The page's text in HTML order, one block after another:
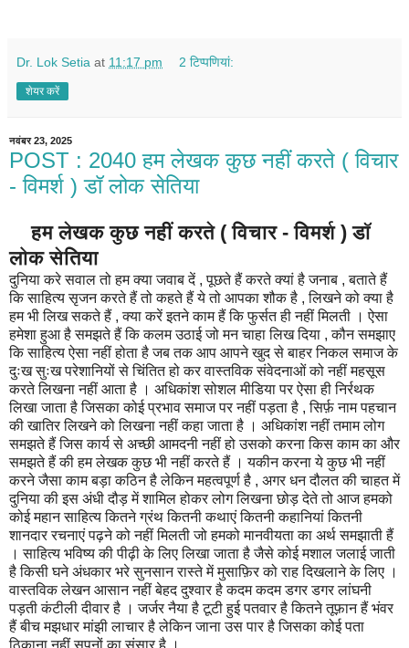
Dr. Lok Setia at 11:17 pm 2 टिप्‍पणियां:
शेयर करें
नवंबर 23, 2025
POST : 2040 हम लेखक कुछ नहीं करते ( विचार
- विमर्श ) डॉ लोक सेतिया
हम लेखक कुछ नहीं करते ( विचार - विमर्श ) डॉ
लोक सेतिया
दुनिया करे सवाल तो हम क्या जवाब दें , पूछते हैं करते क्यां है जनाब , बताते हैं
कि साहित्य सृजन करते हैं तो कहते हैं ये तो आपका शौक है , लिखने को क्या है
हम भी लिख सकते हैं , क्या करें इतने काम हैं कि फुर्सत ही नहीं मिलती । ऐसा
हमेशा हुआ है समझते हैं कि कलम उठाई जो मन चाहा लिख दिया , कौन समझाए
कि साहित्य ऐसा नहीं होता है जब तक आप आपने खुद से बाहर निकल समाज के
दुःख सुःख परेशानियों से चिंतित हो कर वास्तविक संवेदनाओं को नहीं महसूस
करते लिखना नहीं आता है । अधिकांश सोशल मीडिया पर ऐसा ही निर्रथक
लिखा जाता है जिसका कोई प्रभाव समाज पर नहीं पड़ता है , सिर्फ़ नाम पहचान
की खातिर लिखने को लिखना नहीं कहा जाता है । अधिकांश नहीं तमाम लोग
समझते हैं जिस कार्य से अच्छी आमदनी नहीं हो उसको करना किस काम का और
समझते हैं की हम लेखक कुछ भी नहीं करते हैं । यकीन करना ये कुछ भी नहीं
करने जैसा काम बड़ा कठिन है लेकिन महत्वपूर्ण है , अगर धन दौलत की चाहत में
दुनिया की इस अंधी दौड़ में शामिल होकर लोग लिखना छोड़ देते तो आज हमको
कोई महान साहित्य कितने ग्रंथ कितनी कथाएं कितनी कहानियां कितनी
शानदार रचनाएं पढ़ने को नहीं मिलती जो हमको मानवीयता का अर्थ समझाती हैं
। साहित्य भविष्य की पीढ़ी के लिए लिखा जाता है जैसे कोई मशाल जलाई जाती
है किसी घने अंधकार भरे सुनसान रास्ते में मुसाफ़िर को राह दिखलाने के लिए ।
वास्तविक लेखन आसान नहीं बेहद दुश्वार है कदम कदम डगर डगर लांघनी
पड़ती कंटीली दीवार है । जर्जर नैया है टूटी हुई पतवार है कितने तूफ़ान हैं भंवर
हैं बीच मझधार मांझी लाचार है लेकिन जाना उस पार है जिसका कोई पता